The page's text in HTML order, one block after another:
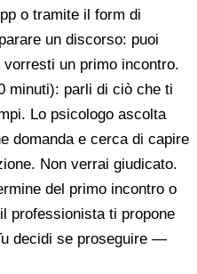
o tramite il form di
un discorso: puoi
un primo incontro.
minuti): parli di ciò che ti
Lo psicologo ascolta
domanda e cerca di capire
Non verrai giudicato.
del primo incontro o
professionista ti propone
decidi se proseguire —